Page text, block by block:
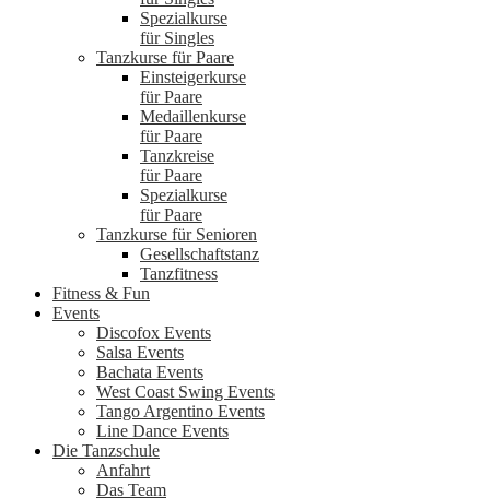
Spezialkurse
für Singles
Tanzkurse für Paare
Einsteigerkurse
für Paare
Medaillenkurse
für Paare
Tanzkreise
für Paare
Spezialkurse
für Paare
Tanzkurse für Senioren
Gesellschaftstanz
Tanzfitness
Fitness & Fun
Events
Discofox Events
Salsa Events
Bachata Events
West Coast Swing Events
Tango Argentino Events
Line Dance Events
Die Tanzschule
Anfahrt
Das Team